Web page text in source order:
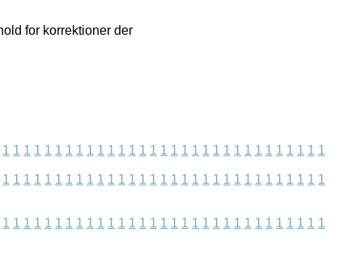
for korrektioner der
1 1 1 1 1 1 1 1 1 1 1 1 1 1 1 1 1 1 1 1 1 1 1 1 1 1 1 1 1 1 1
1 1 1 1 1 1 1 1 1 1 1 1 1 1 1 1 1 1 1 1 1 1 1 1 1 1 1 1 1 1 1
1 1 1 1 1 1 1 1 1 1 1 1 1 1 1 1 1 1 1 1 1 1 1 1 1 1 1 1 1 1 1